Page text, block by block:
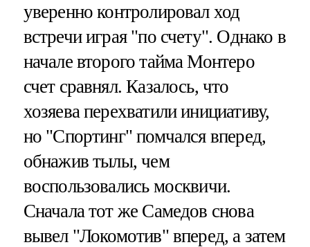
уверенно контролировал ход
встречи играя "по счету". Однако в
начале второго тайма Монтеро
счет сравнял. Казалось, что
хозяева перехватили инициативу,
но "Спортинг" помчался вперед,
обнажив тылы, чем
воспользовались москвичи.
Сначала тот же Самедов снова
вывел "Локомотив" вперед, а затем